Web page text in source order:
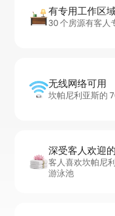
有专用工作区
30 个房源有客人
无线网络可用
坎帕尼利亚斯的
深受客人欢迎
客人喜欢坎帕尼
游泳池